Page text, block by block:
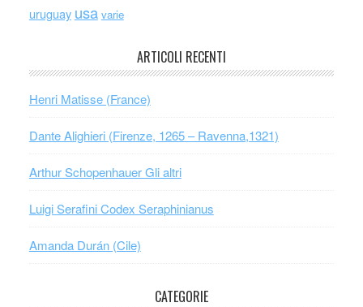
uruguay usa varie
ARTICOLI RECENTI
Henri Matisse (France)
Dante Alighieri (Firenze, 1265 – Ravenna,1321)
Arthur Schopenhauer Gli altri
Luigi Serafini Codex Seraphinianus
Amanda Durán (Cile)
CATEGORIE